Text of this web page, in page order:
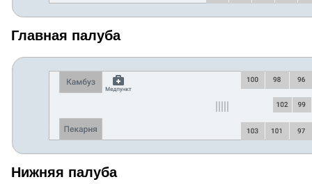
Главная палуба
Нижняя палуба